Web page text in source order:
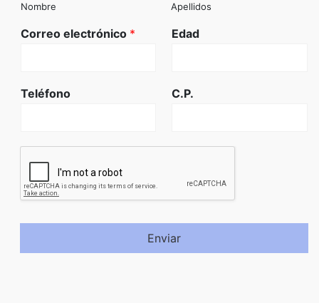
Nombre Apellidos
Correo electrónico * Edad
Teléfono C.P.
Enviar